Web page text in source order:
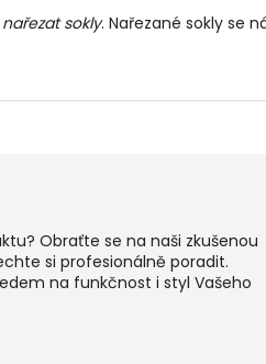
nařezat sokly. Nařezané sokly se
Obraťte se na naši zkušenou
si profesionálně poradit.
na funkčnost i styl Vašeho